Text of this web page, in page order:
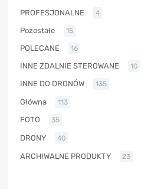
PROFESJONALNE 4
Pozostałe 15
POLECANE 16
INNE ZDALNIE STEROWANE 10
INNE DO DRONÓW 135
Główna 113
FOTO 35
DRONY 40
ARCHIWALNE PRODUKTY 23